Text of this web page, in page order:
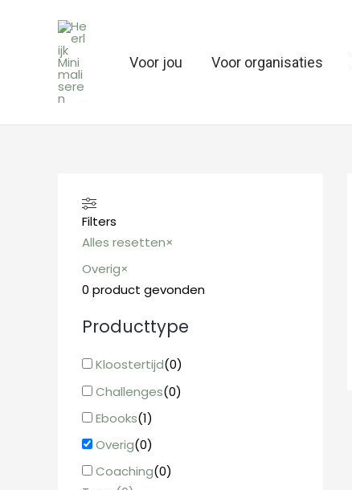
Voor jou Voor organisaties
Filters
Alles resetten×
Overig×
0 product gevonden
Producttype
Kloostertijd(0)
Challenges(0)
Ebooks(1)
Overig(0)
Coaching(0)